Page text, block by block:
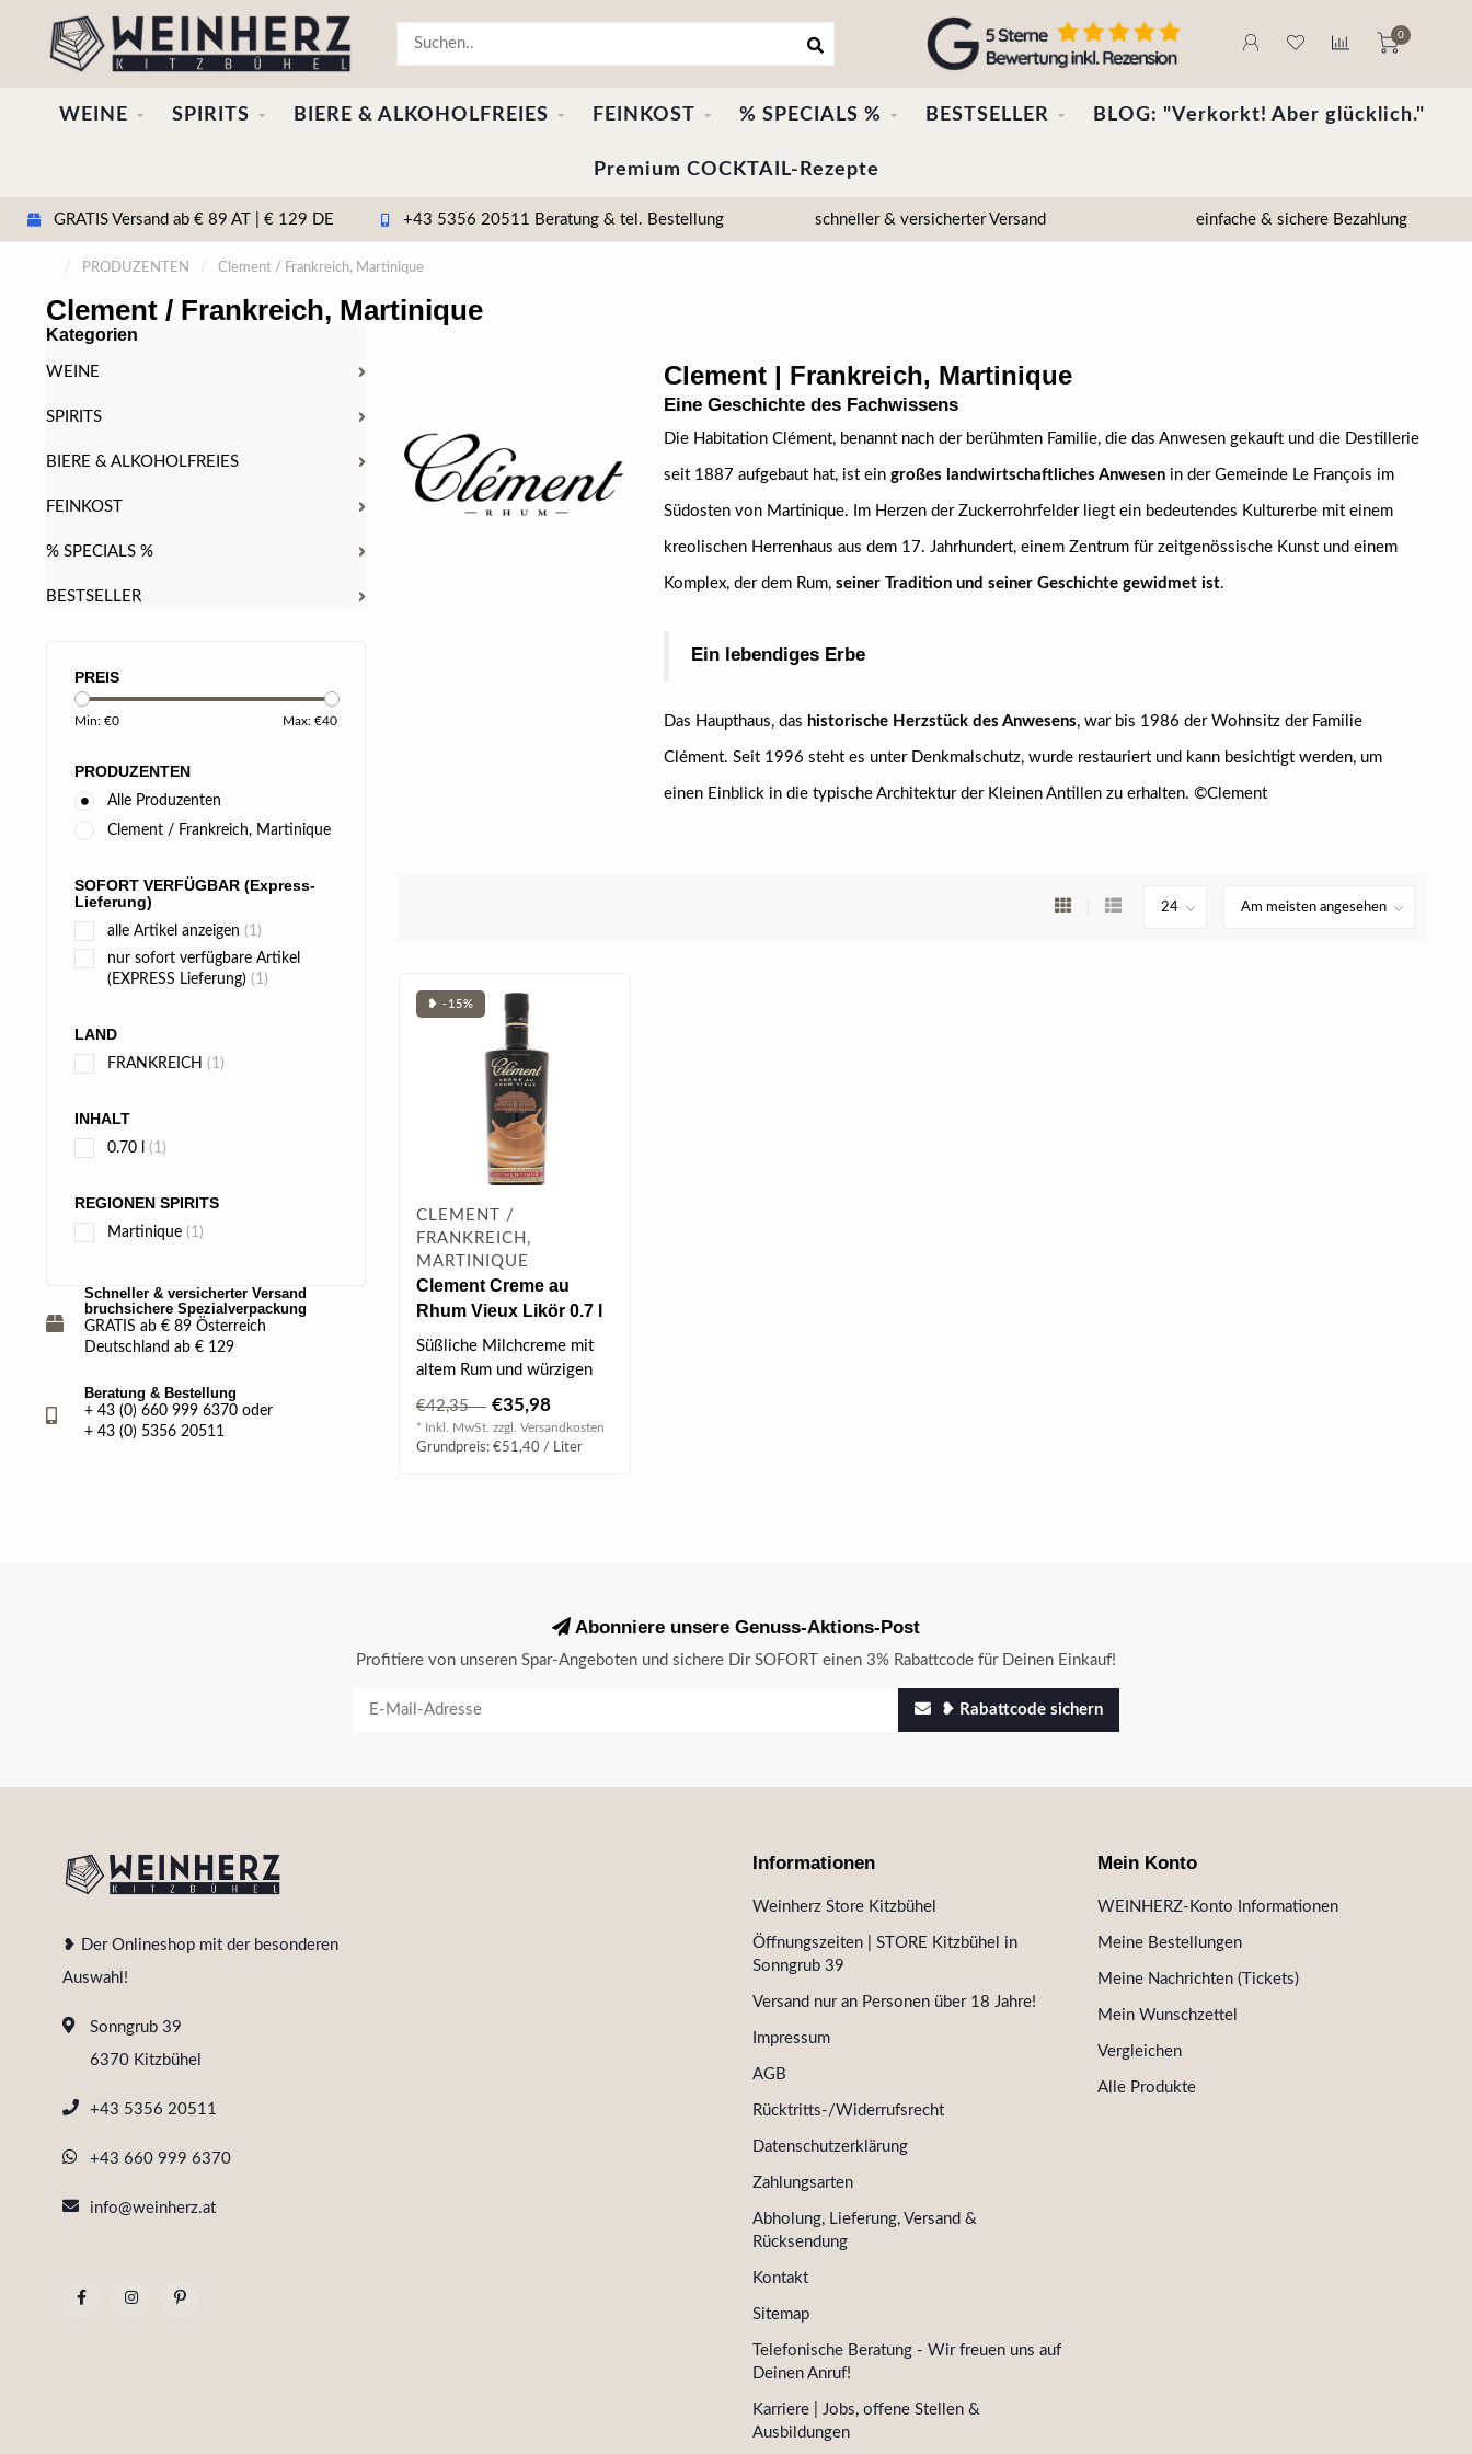
0
WEINE SPIRITS BIERE & ALKOHOLFREIES FEINKOST % SPECIALS % BESTSELLER BLOG: "Verkorkt! Aber glücklich."
Premium COCKTAIL-Rezepte
GRATIS Versand ab € 89 AT | € 129 DE +43 5356 20511 Beratung & tel. Bestellung schneller & versicherter Versand einfache & sichere Bezahlung
/ PRODUZENTEN / Clement / Frankreich, Martinique
Clement / Frankreich, Martinique
PREIS
Min: €0 Max: €40
PRODUZENTEN
Alle Produzenten
Clement / Frankreich, Martinique
SOFORT VERFÜGBAR (Express-
Lieferung)
alle Artikel anzeigen (1)
nur sofort verfügbare Artikel
(EXPRESS Lieferung) (1)
LAND
FRANKREICH (1)
INHALT
0.70 l (1)
REGIONEN SPIRITS
Martinique (1)
Kategorien
WEINE
SPIRITS
BIERE & ALKOHOLFREIES
FEINKOST
% SPECIALS %
BESTSELLER
Schneller & versicherter Versand
bruchsichere Spezialverpackung
GRATIS ab € 89 Österreich
Deutschland ab € 129
Beratung & Bestellung
+ 43 (0) 660 999 6370 oder
+ 43 (0) 5356 20511
Clement | Frankreich, Martinique
Eine Geschichte des Fachwissens
Die Habitation Clément, benannt nach der berühmten Familie, die das Anwesen gekauft und die Destillerie
seit 1887 aufgebaut hat, ist ein großes landwirtschaftliches Anwesenin der Gemeinde Le François im
Südosten von Martinique. Im Herzen der Zuckerrohrfelder liegt ein bedeutendes Kulturerbe mit einem
kreolischen Herrenhaus aus dem 17. Jahrhundert, einem Zentrum für zeitgenössische Kunst und einem
Komplex, der dem Rum, seiner Tradition und seiner Geschichte gewidmet ist.
Ein lebendiges Erbe
Das Haupthaus, das historische Herzstück des Anwesens, war bis 1986 der Wohnsitz der Familie
Clément. Seit 1996 steht es unter Denkmalschutz, wurde restauriert und kann besichtigt werden, um
einen Einblick in die typische Architektur der Kleinen Antillen zu erhalten. ©Clement
❥ -15%
CLEMENT /
FRANKREICH,
MARTINIQUE
Clement Creme au
Rhum Vieux Likör 0.7 l
17% vol
Süßliche Milchcreme mit
altem Rum und würzigen
€42,35 €35,98
* Inkl. MwSt. zzgl. Versandkosten
Grundpreis: €51,40 / Liter
Abonniere unsere Genuss-Aktions-Post
Profitiere von unseren Spar-Angeboten und sichere Dir SOFORT einen 3% Rabattcode für Deinen Einkauf!
❥ Rabattcode sichern
❥ Der Onlineshop mit der besonderen
Auswahl!
Sonngrub 39
6370 Kitzbühel
+43 5356 20511
+43 660 999 6370
info@weinherz.at
Informationen
Weinherz Store Kitzbühel
Öffnungszeiten | STORE Kitzbühel in
Sonngrub 39
Versand nur an Personen über 18 Jahre!
Impressum
AGB
Rücktritts-/Widerrufsrecht
Datenschutzerklärung
Zahlungsarten
Abholung, Lieferung, Versand &
Rücksendung
Kontakt
Sitemap
Telefonische Beratung - Wir freuen uns auf
Deinen Anruf!
Karriere | Jobs, offene Stellen &
Ausbildungen
Mein Konto
WEINHERZ-Konto Informationen
Meine Bestellungen
Meine Nachrichten (Tickets)
Mein Wunschzettel
Vergleichen
Alle Produkte